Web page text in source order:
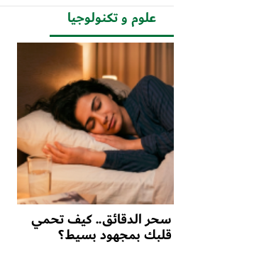
علوم و تكنولوجيا
سحر الدقائق.. كيف تحمي
قلبك بمجهود بسيط؟